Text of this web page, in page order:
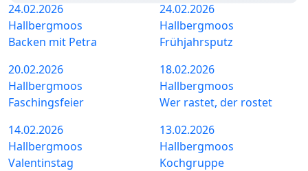
24.02.2026
Hallbergmoos
Backen mit Petra
24.02.2026
Hallbergmoos
Frühjahrsputz
20.02.2026
Hallbergmoos
Faschingsfeier
18.02.2026
Hallbergmoos
Wer rastet, der rostet
14.02.2026
Hallbergmoos
Valentinstag
13.02.2026
Hallbergmoos
Kochgruppe